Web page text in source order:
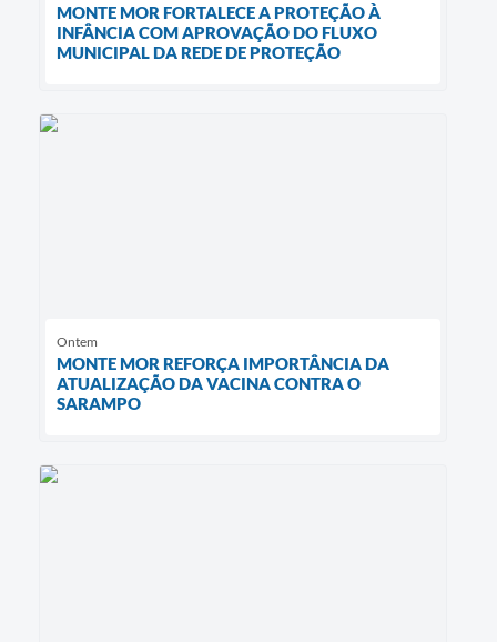
MONTE MOR FORTALECE A PROTEÇÃO À
INFÂNCIA COM APROVAÇÃO DO FLUXO
MUNICIPAL DA REDE DE PROTEÇÃO
Ontem
MONTE MOR REFORÇA IMPORTÂNCIA DA
ATUALIZAÇÃO DA VACINA CONTRA O
SARAMPO